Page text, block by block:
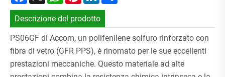
Descrizione del prodotto
PS06GF di Accom, un polifenilene solfuro rinforzato con
fibra di vetro (GFR PPS), è rinomato per le sue eccellenti
prestazioni meccaniche. Questo materiale ad alte